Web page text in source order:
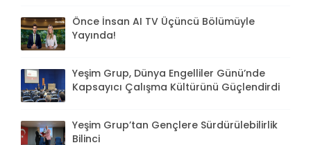
Önce İnsan AI TV Üçüncü Bölümüyle
Yayında!
Yeşim Grup, Dünya Engelliler Günü’nde
Kapsayıcı Çalışma Kültürünü Güçlendirdi
Yeşim Grup’tan Gençlere Sürdürülebilirlik
Bilinci